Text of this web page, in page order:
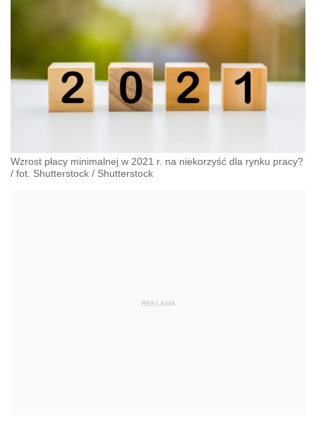
Wzrost płacy minimalnej w 2021 r. na niekorzyść dla rynku pracy?
/ fot. Shutterstock / Shutterstock